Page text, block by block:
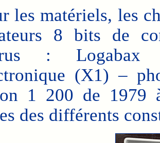
les matériels, les
8 bits de
: Logabax
(X1) –
1 200 de 1979
des différents